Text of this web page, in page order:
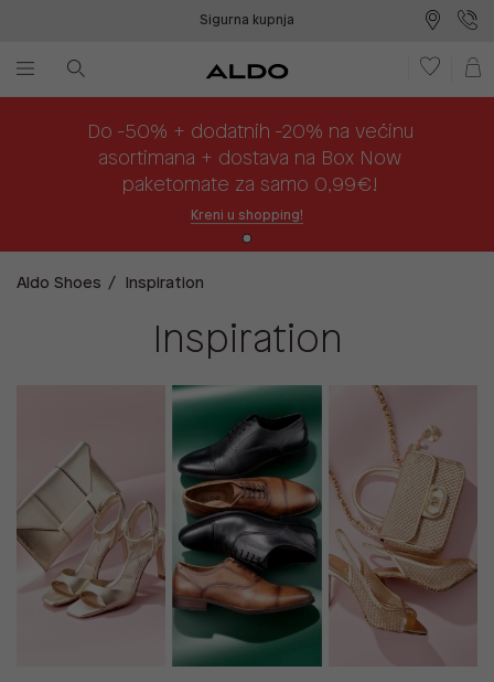
Sigurna kupnja
Do -50% + dodatnih -20% na većinu
asortimana + dostava na Box Now
paketomate za samo 0,99€!
Kreni u shopping!
Aldo Shoes Inspiration
Inspiration